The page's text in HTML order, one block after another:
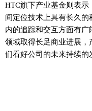
HTC旗下产业基金则表
间定位技术上具有长久
内的追踪和交互方面有
领域取得长足商业进展
们看好公司的未来持续的